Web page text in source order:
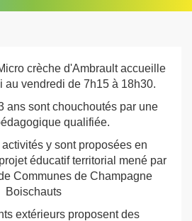
crèche d'Ambrault accueille
au vendredi de 7h15 à 18h30.
ans sont chouchoutés par une
qualifiée.
y sont proposées en
éducatif territorial mené par
Communes de Champagne
Boischauts
extérieurs proposent des